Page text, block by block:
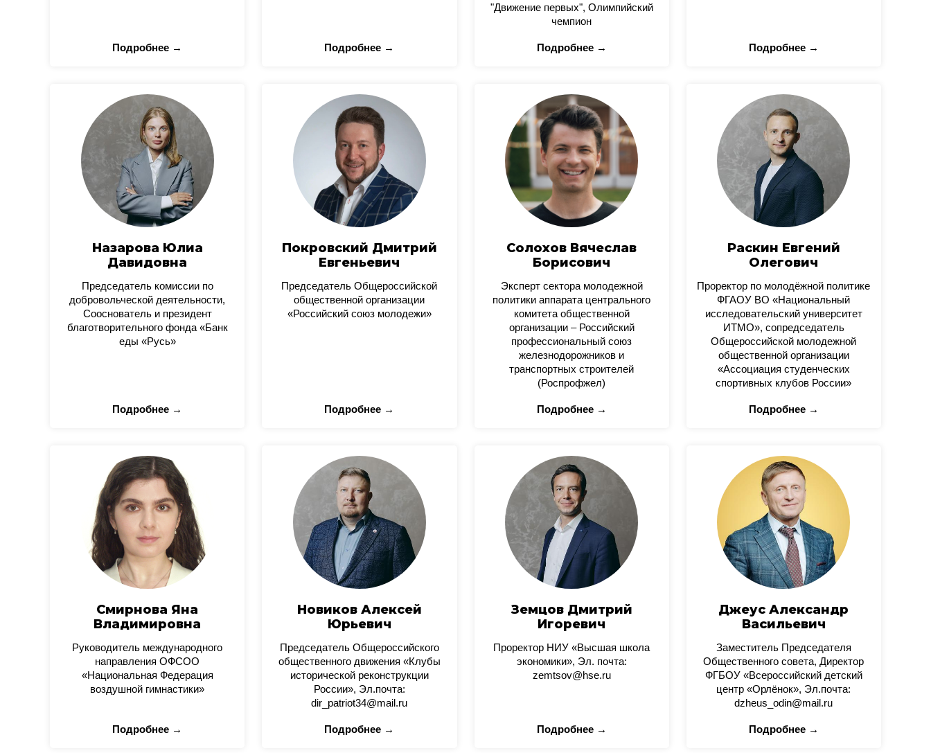
Подробнее → Подробнее →
"Движение первых", Олимпийский
чемпион
Подробнее → Подробнее →
Назарова Юлиа
Давидовна
Председатель комиссии по
добровольческой деятельности,
Сооснователь и президент
благотворительного фонда «Банк
еды «Русь»
Подробнее →
Покровский Дмитрий
Евгеньевич
Председатель Общероссийской
общественной организации
«Российский союз молодежи»
Подробнее →
Солохов Вячеслав
Борисович
Эксперт сектора молодежной
политики аппарата центрального
комитета общественной
организации – Российский
профессиональный союз
железнодорожников и
транспортных строителей
(Роспрофжел)
Подробнее →
Раскин Евгений
Олегович
Проректор по молодёжной политике
ФГАОУ ВО «Национальный
исследовательский университет
ИТМО», сопредседатель
Общероссийской молодежной
общественной организации
«Ассоциация студенческих
спортивных клубов России»
Подробнее →
Смирнова Яна
Владимировна
Руководитель международного
направления ОФСОО
«Национальная Федерация
воздушной гимнастики»
Подробнее →
Новиков Алексей
Юрьевич
Председатель Общероссийского
общественного движения «Клубы
исторической реконструкции
России», Эл.почта:
dir_patriot34@mail.ru
Подробнее →
Земцов Дмитрий
Игоревич
Проректор НИУ «Высшая школа
экономики», Эл. почта:
zemtsov@hse.ru
Подробнее →
Джеус Александр
Васильевич
Заместитель Председателя
Общественного совета, Директор
ФГБОУ «Всероссийский детский
центр «Орлёнок», Эл.почта:
dzheus_odin@mail.ru
Подробнее →